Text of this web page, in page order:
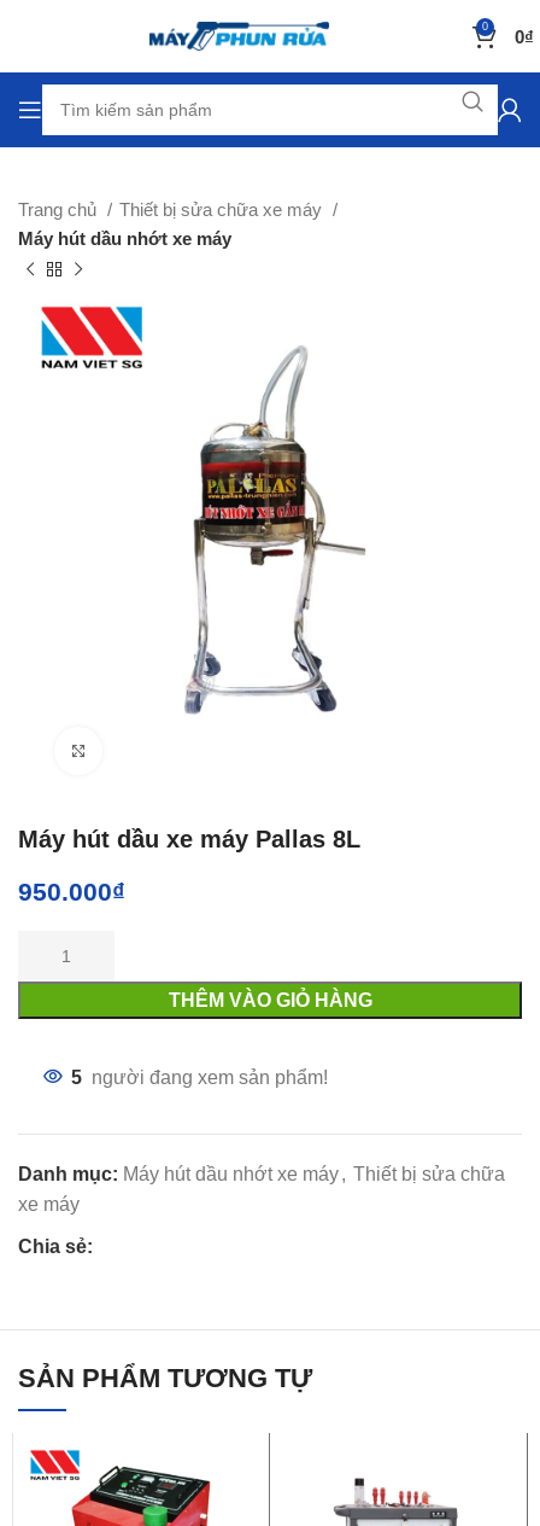
0 0₫
Trang chủ
Thiết bị sửa chữa xe máy
Máy hút dầu nhớt xe máy
Máy hút dầu xe máy Pallas 8L
950.000₫
THÊM VÀO GIỎ HÀNG
5 người đang xem sản phẩm!
Danh mục: Máy hút dầu nhớt xe máy, Thiết bị sửa chữa
xe máy
Chia sẻ:
SẢN PHẨM TƯƠNG TỰ